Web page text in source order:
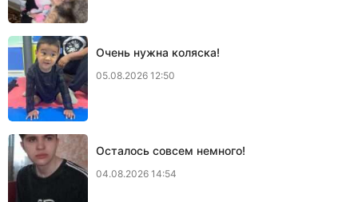
Очень нужна коляска!
05.08.2026 12:50
Осталось совсем немного!
04.08.2026 14:54